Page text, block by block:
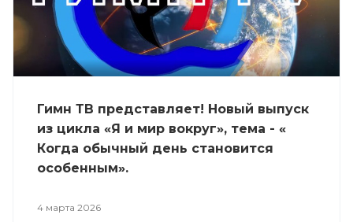
Гимн ТВ представляет! Новый выпуск
из цикла «Я и мир вокруг», тема - «
Когда обычный день становится
особенным».
4 марта 2026